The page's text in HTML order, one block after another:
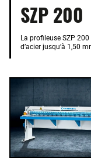
SZP 200
La profileuse SZP
d’acier jusqu’à 1,50